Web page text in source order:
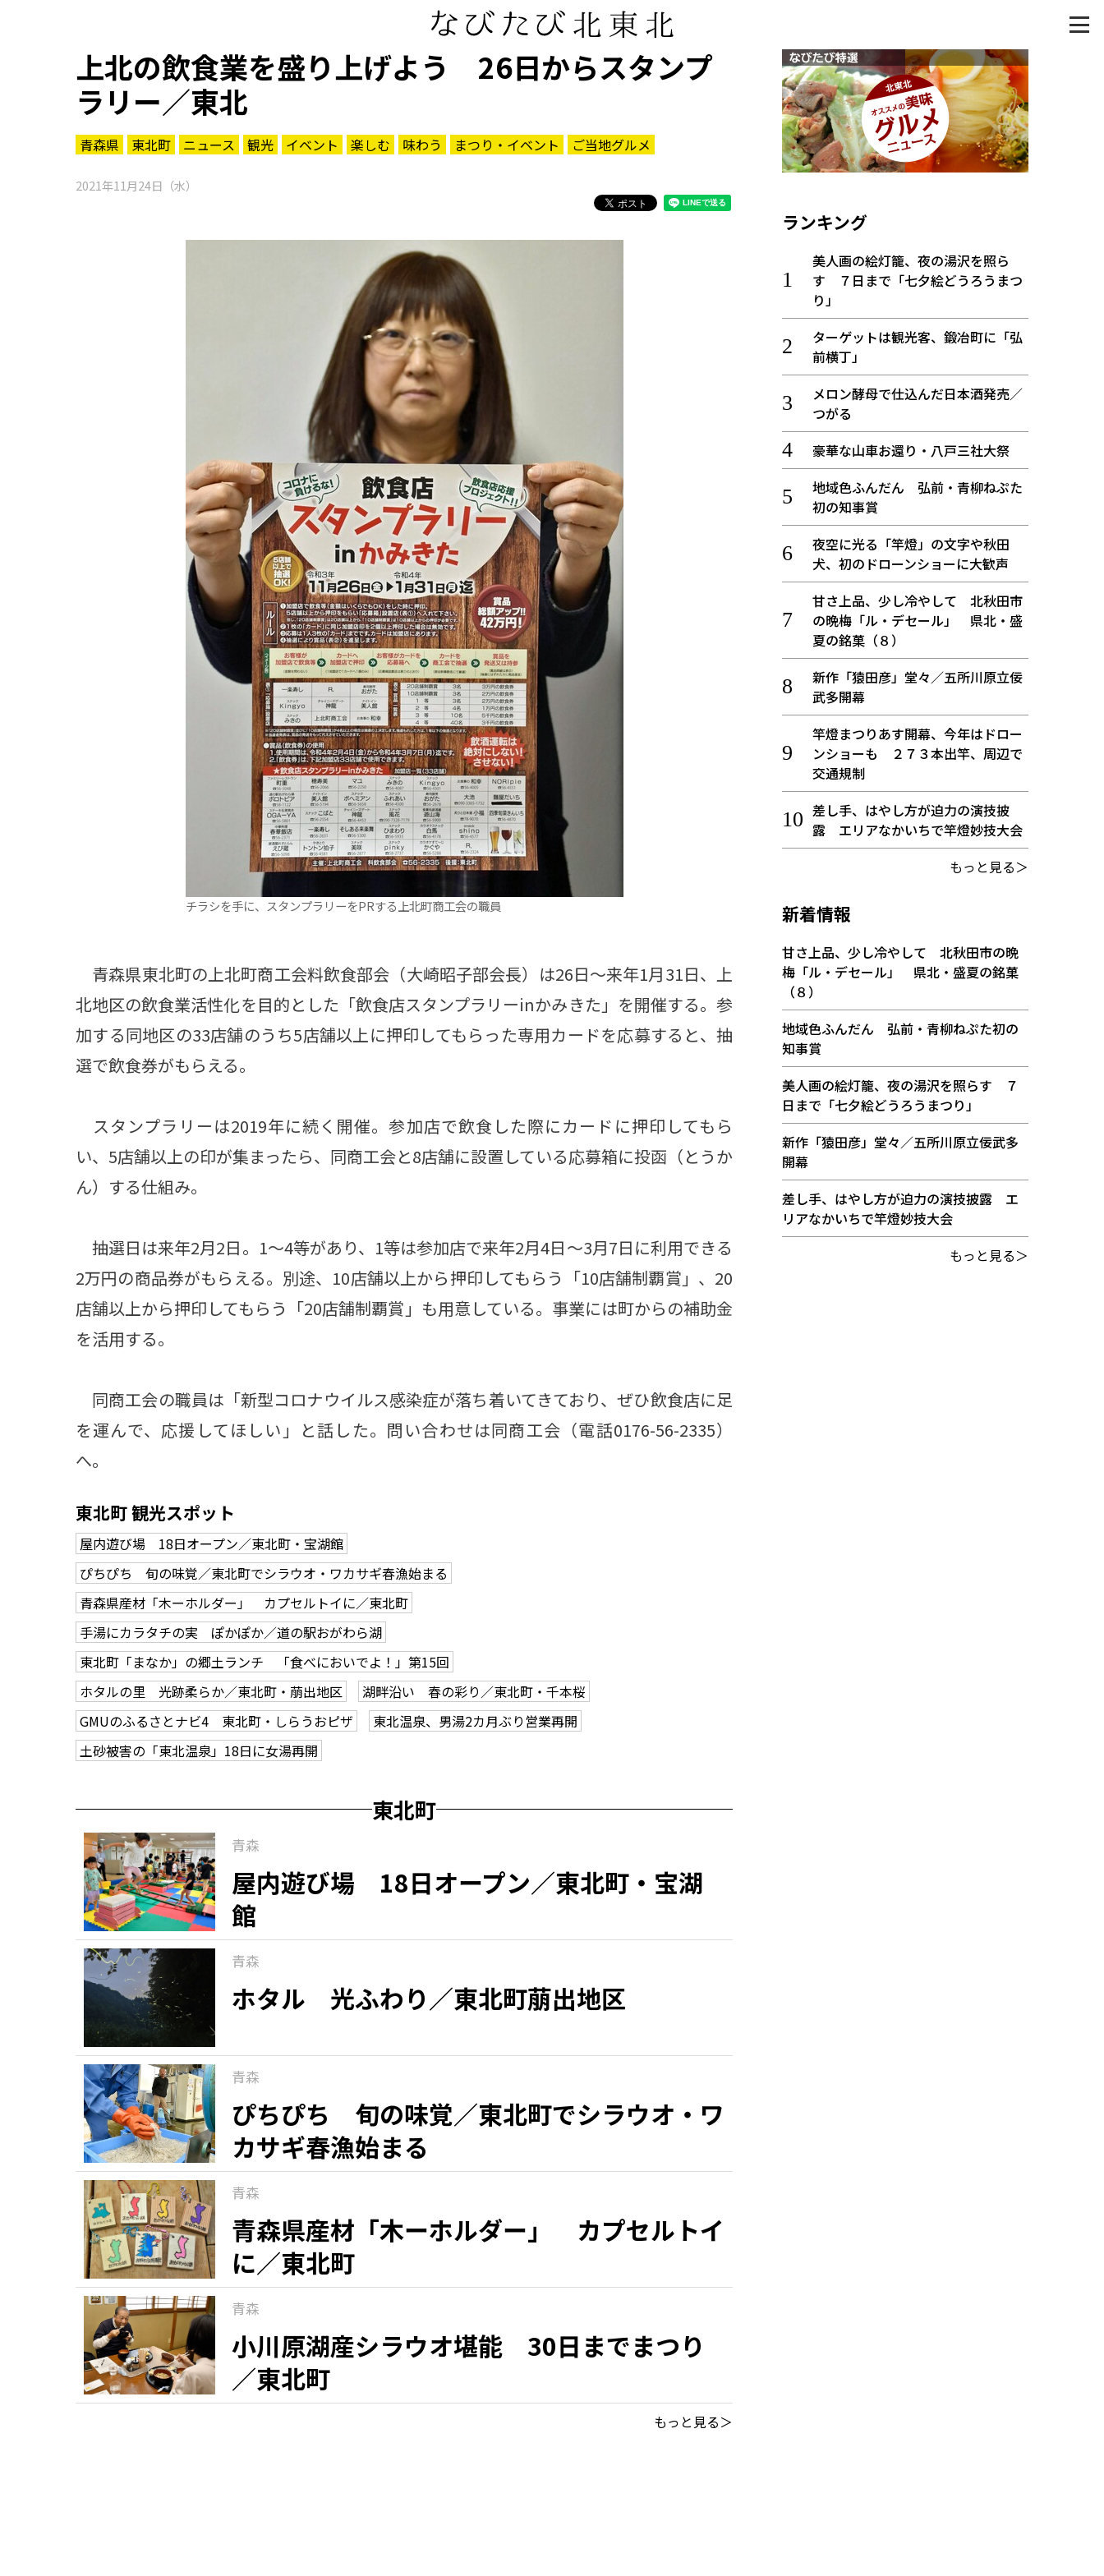
上北の飲食業を盛り上げよう 26日からスタンプ
ラリー／東北
青森県 東北町 ニュース 観光 イベント 楽しむ 味わう まつり・イベント ご当地グルメ
2021年11月24日（水）
チラシを手に、スタンプラリーをPRする上北町商工会の職員
青森県東北町の上北町商工会料飲食部会（大崎昭子部会長）は26日～来年1月31日、上
北地区の飲食業活性化を目的とした「飲食店スタンプラリーinかみきた」を開催する。参
加する同地区の33店舗のうち5店舗以上に押印してもらった専用カードを応募すると、抽
選で飲食券がもらえる。
スタンプラリーは2019年に続く開催。参加店で飲食した際にカードに押印してもら
い、5店舗以上の印が集まったら、同商工会と8店舗に設置している応募箱に投函（とうか
ん）する仕組み。
抽選日は来年2月2日。1～4等があり、1等は参加店で来年2月4日～3月7日に利用できる
2万円の商品券がもらえる。別途、10店舗以上から押印してもらう「10店舗制覇賞」、20
店舗以上から押印してもらう「20店舗制覇賞」も用意している。事業には町からの補助金
を活用する。
同商工会の職員は「新型コロナウイルス感染症が落ち着いてきており、ぜひ飲食店に足
を運んで、応援してほしい」と話した。問い合わせは同商工会（電話0176-56-2335）
へ。
東北町 観光スポット
屋内遊び場 18日オープン／東北町・宝湖館
ぴちぴち 旬の味覚／東北町でシラウオ・ワカサギ春漁始まる
青森県産材「木ーホルダー」 カプセルトイに／東北町
手湯にカラタチの実 ぽかぽか／道の駅おがわら湖
東北町「まなか」の郷土ランチ 「食べにおいでよ！」第15回
ホタルの里 光跡柔らか／東北町・萠出地区
湖畔沿い 春の彩り／東北町・千本桜
GMUのふるさとナビ4 東北町・しらうおピザ
東北温泉、男湯2カ月ぶり営業再開
土砂被害の「東北温泉」18日に女湯再開
東北町
青森
屋内遊び場 18日オープン／東北町・宝湖
館
青森
ホタル 光ふわり／東北町萠出地区
青森
ぴちぴち 旬の味覚／東北町でシラウオ・ワ
カサギ春漁始まる
青森
青森県産材「木ーホルダー」 カプセルトイ
に／東北町
青森
小川原湖産シラウオ堪能 30日までまつり
／東北町
もっと見る＞
ランキング
美人画の絵灯籠、夜の湯沢を照ら
す ７日まで「七夕絵どうろうまつ
り」
ターゲットは観光客、鍛冶町に「弘
前横丁」
メロン酵母で仕込んだ日本酒発売／
つがる
豪華な山車お還り・八戸三社大祭
地域色ふんだん 弘前・青柳ねぷた
初の知事賞
夜空に光る「竿燈」の文字や秋田
犬、初のドローンショーに大歓声
甘さ上品、少し冷やして 北秋田市
の晩梅「ル・デセール」 県北・盛
夏の銘菓（８）
新作「猿田彦」堂々／五所川原立佞
武多開幕
竿燈まつりあす開幕、今年はドロー
ンショーも ２７３本出竿、周辺で
交通規制
差し手、はやし方が迫力の演技披
露 エリアなかいちで竿燈妙技大会
もっと見る＞
新着情報
甘さ上品、少し冷やして 北秋田市の晩
梅「ル・デセール」 県北・盛夏の銘菓
（８）
地域色ふんだん 弘前・青柳ねぷた初の
知事賞
美人画の絵灯籠、夜の湯沢を照らす ７
日まで「七夕絵どうろうまつり」
新作「猿田彦」堂々／五所川原立佞武多
開幕
差し手、はやし方が迫力の演技披露 エ
リアなかいちで竿燈妙技大会
もっと見る＞